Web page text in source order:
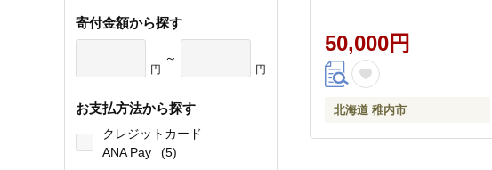
寄付金額から探す
円
～
円
お支払方法から探す
クレジットカード
ANA Pay
(5)
50,000円
北海道 稚内市